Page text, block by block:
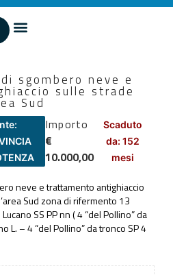
sgombero neve e
sulle strade
Sud
Importo
€
10.000,00
Scaduto
da: 152
mesi
neve e trattamento antighiaccio
Sud zona di rifermento 13
SS PP nn ( 4 “del Pollino” da
L. – 4 “del Pollino” da tronco SP 4